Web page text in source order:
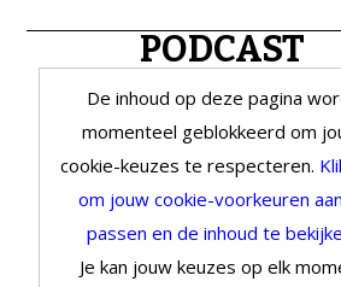
PODCAST
De inhoud op deze pagina
momenteel geblokkeerd om
cookie-keuzes te respecteren.
om jouw cookie-voorkeuren
passen en de inhoud te
Je kan jouw keuzes op elk